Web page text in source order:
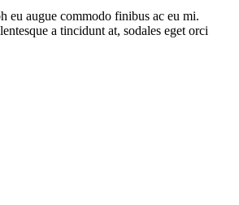
eu augue commodo finibus ac eu mi.
a tincidunt at, sodales eget orci